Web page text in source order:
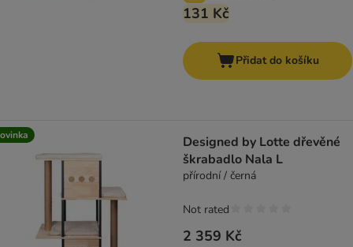
131 Kč
Přidat do košíku
Designed by Lotte dřevěné
škrabadlo Nala L
přírodní / černá
2 359 Kč
Not rated